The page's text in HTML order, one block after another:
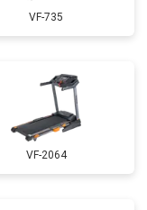
VF-735
VF-2064